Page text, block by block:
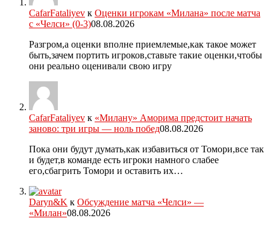
CafarFataliyev к Оценки игрокам «Милана» после матча
с «Челси» (0-3)08.08.2026
Разгром,а оценки вполне приемлемые,как такое может
быть,зачем портить игроков,ставьте такие оценки,чтобы
они реально оценивали свою игру
CafarFataliyev к «Милану» Аморима предстоит начать
заново: три игры — ноль побед08.08.2026
Пока они будут думать,как избавиться от Томори,все так
и будет,в команде есть игроки намного слабее
его,сбагрить Томори и оставить их…
Daryn&K к Обсуждение матча «Челси» —
«Милан»08.08.2026